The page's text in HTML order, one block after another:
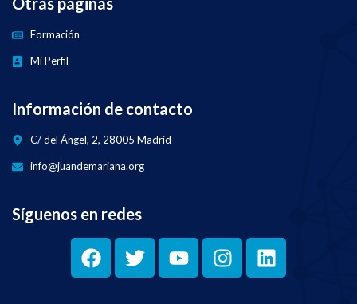
Formación
Mi Perfil
Información de contacto
C/ del Ángel, 2, 28005 Madrid
info@juandemariana.org
Síguenos en redes